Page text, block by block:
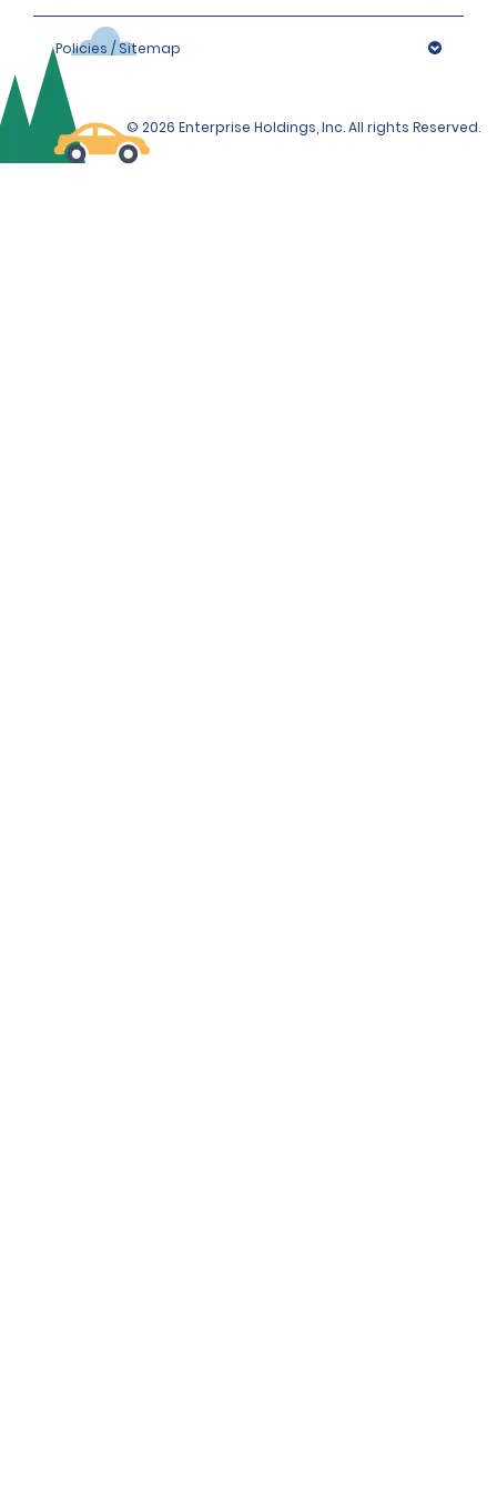
Policies / Sitemap
© 2026 Enterprise Holdings, Inc. All rights Reserved.